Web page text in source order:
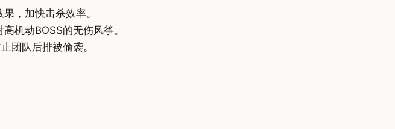
，加快击杀效率。
机动BOSS的无伤风筝。
团队后排被偷袭。